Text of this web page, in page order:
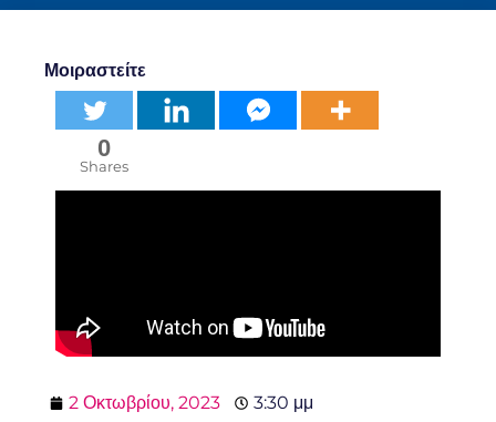
Μοιραστείτε
0
Shares
2 Οκτωβρίου, 2023 3:30 μμ